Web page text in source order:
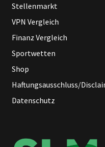
Stellenmarkt
VPN Vergleich
Finanz Vergleich
Sportwetten
Shop
Haftungsausschluss/
Datenschutz